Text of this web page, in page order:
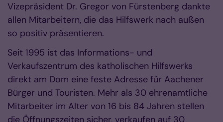
Vizepräsident Dr. Gregor von Fürstenberg dankte
allen Mitarbeitern, die das Hilfswerk nach außen
so positiv präsentieren.
Seit 1995 ist das Informations- und
Verkaufszentrum des katholischen Hilfswerks
direkt am Dom eine feste Adresse für Aachener
Bürger und Touristen. Mehr als 30 ehrenamtliche
Mitarbeiter im Alter von 16 bis 84 Jahren stellen
die Öffnungszeiten sicher, verkaufen auf 30